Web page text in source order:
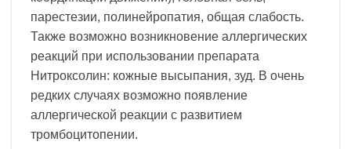
парестезии, полинейропатия, общая слабость.
Также возможно возникновение аллергических
реакций при использовании препарата
Нитроксолин: кожные высыпания, зуд. В очень
редких случаях возможно появление
аллергической реакции с развитием
тромбоцитопении.